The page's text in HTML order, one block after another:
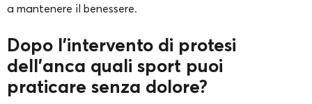
a mantenere il benessere.
Dopo l’intervento di protesi
dell’anca quali sport puoi
praticare senza dolore?